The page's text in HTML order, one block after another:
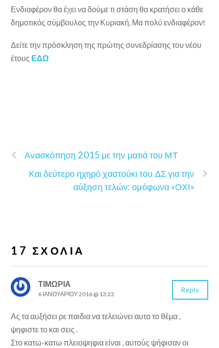
Ενδιαφέρον θα έχει να δούμε τι στάση θα κρατήσει ο κάθε
δημοτικός σύμβουλος την Κυριακή. Μα πολύ ενδιαφέρον!
Δείτε την πρόσκληση της πρώτης συνεδρίασης του νέου
έτους ΕΔΩ
Ανασκόπηση 2015 με την ματιά του ΜΤ
Και δεύτερο ηχηρό χαστούκι του ΔΣ για την
αύξηση τελών: ομόφωνα «ΟΧΙ»
17 ΣΧΌΛΙΑ
ΤΙΜΩΡΙΑ
6 ΙΑΝΟΥΑΡΊΟΥ 2016 @ 13:22
Ας τα αυξήσει ρε παιδια να τελειώνει αυτο το θέμα ,
ψηφιστε το και σεις .
Στο κατω-κατω πλειοψηφια είναι , αυτούς ψήφισαν οι
Reply